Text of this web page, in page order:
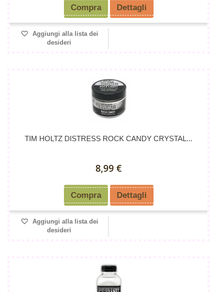
Compra Dettagli
Aggiungi alla lista dei
desideri
TIM HOLTZ DISTRESS ROCK CANDY CRYSTAL...
8,99 €
Compra Dettagli
Aggiungi alla lista dei
desideri